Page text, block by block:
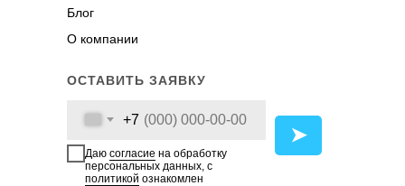
+7
Даю согласие на обработку
персональных данных, с
политикой ознакомлен
ОСТАВИТЬ ЗАЯВКУ
➤
Блог
О компании